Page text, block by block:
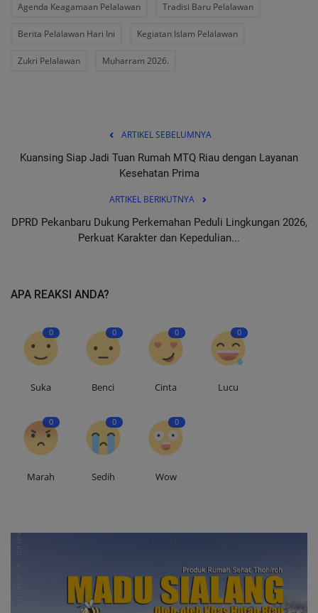
Agenda Keagamaan Pelalawan Tradisi Baru Pelalawan
Berita Pelalawan Hari Ini Kegiatan Islam Pelalawan
Zukri Pelalawan Muharram 2026.
ARTIKEL SEBELUMNYA
Kuansing Siap Jadi Tuan Rumah MTQ Riau dengan Layanan
Kesehatan Prima
ARTIKEL BERIKUTNYA
DPRD Pekanbaru Dukung Perkemahan Peduli Lingkungan 2026,
Perkuat Karakter dan Kepedulian...
APA REAKSI ANDA?
0
Suka
0
Benci
0
Cinta
0
Lucu
0
Marah
0
Sedih
0
Wow